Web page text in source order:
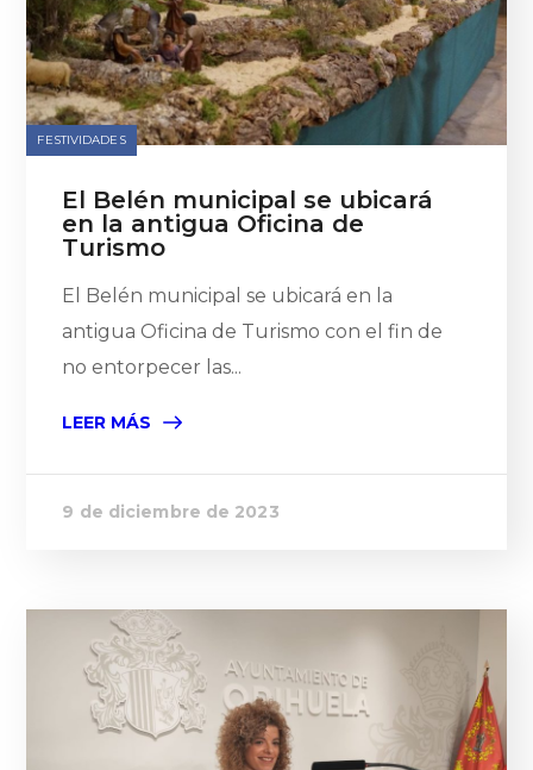
FESTIVIDADES
El Belén municipal se ubicará
en la antigua Oficina de
Turismo
El Belén municipal se ubicará en la
antigua Oficina de Turismo con el fin de
no entorpecer las...
LEER MÁS
9 de diciembre de 2023